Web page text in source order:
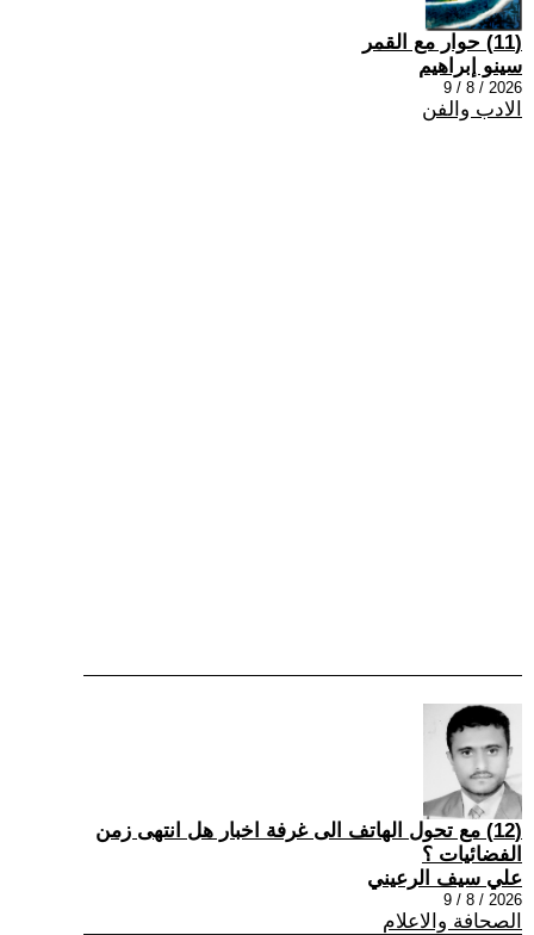
(11) حوار مع القمر
سينو إبراهيم
2026 / 8 / 9
الادب والفن
(12) مع تحول الهاتف الى غرفة اخبار هل انتهى زمن
الفضائيات ؟
علي سيف الرعيني
2026 / 8 / 9
الصحافة والاعلام